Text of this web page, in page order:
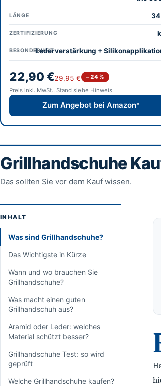
LÄNGE
ZERTIFIZIERUNG
BESONDERHEITLederverstärkung +
22,90 €29,95 €
−24 %
Preis inkl. MwSt., Stand siehe Hinweis
Zum Angebot bei Amazon*
Grillhandschuhe
Das sollten Sie vor dem Kauf wissen.
INHALT
Was sind Grillhandschuhe?
Das Wichtigste in Kürze
Wann und wo brauchen Sie
Grillhandschuhe?
Was macht einen guten
Grillhandschuh aus?
Aramid oder Leder: welches
Material schützt besser?
Grillhandschuhe Test: so wird
geprüft
Welche Grillhandschuhe kaufen?